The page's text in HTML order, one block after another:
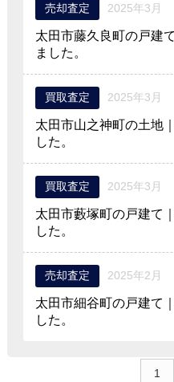
売却査定 2025年3月
太田市藤久良町の戸建
ました。
買取査定 2025年3月
太田市山之神町の土地
した。
買取査定 2025年3月
太田市藪塚町の戸建て
した。
売却査定 2025年2月
太田市細谷町の戸建て
した。
1